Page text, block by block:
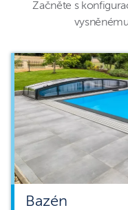
Začněte s
Bazén